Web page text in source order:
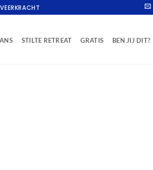
STILTE RETREAT GRATIS BEN JIJ DIT?